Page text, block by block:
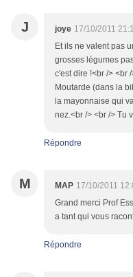
J joye 17/10/2011
Et ils ne valent pas
grosses légumes
c'est dire !<br /> <br
Moutarde (dans la
la mayonnaise qui
nez.<br /> <br /> Tu
Répondre
M MAP 17/10/2011
Grand merci Prof
a tant qui vous
Répondre